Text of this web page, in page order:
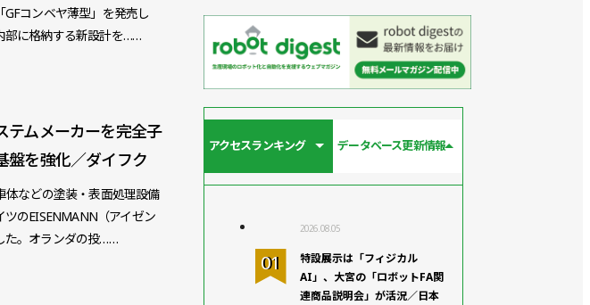
コンベヤ薄型」を発売し
に格納する新設計を……
テムメーカーを完全子
盤を強化／ダイフク
体などの塗装・表面処理設備
のEISENMANN（アイゼン
た。オランダの投……
アクセスランキング データベース更新情報
2026.08.05
特設展示は「フィジカル
AI」、大宮の「ロボットFA関
連商品説明会」が活況／日本